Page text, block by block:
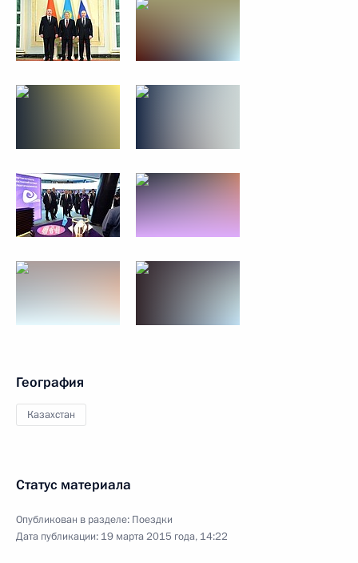
География
Казахстан
Статус материала
Опубликован в разделе: Поездки
Дата публикации: 19 марта 2015 года, 14:22